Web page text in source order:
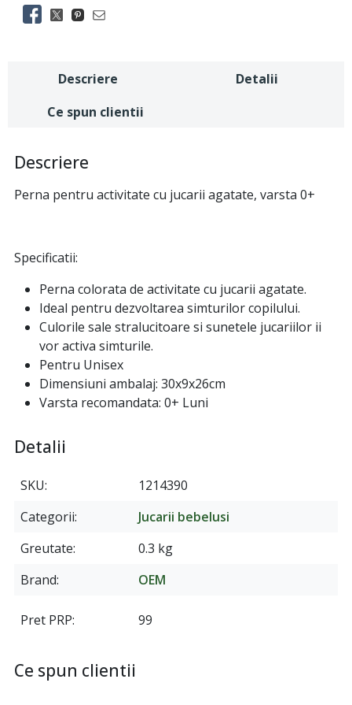
Descriere
Detalii
Ce spun clientii
Descriere
Perna pentru activitate cu jucarii agatate, varsta 0+
Specificatii:
Perna colorata de activitate cu jucarii agatate.
Ideal pentru dezvoltarea simturilor copilului.
Culorile sale stralucitoare si sunetele jucariilor ii
vor activa simturile.
Pentru Unisex
Dimensiuni ambalaj: 30x9x26cm
Varsta recomandata: 0+ Luni
Detalii
SKU
1214390
Categorii
Jucarii bebelusi
Greutate
0.3 kg
Brand
OEM
Pret PRP 99
Ce spun clientii